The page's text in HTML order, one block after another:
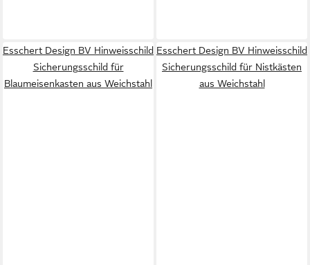
Esschert Design BV Hinweisschild
Sicherungsschild für
Blaumeisenkasten aus Weichstahl
Esschert Design BV Hinweisschild
Sicherungsschild für Nistkästen
aus Weichstahl